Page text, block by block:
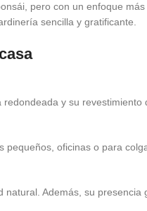
pero con un enfoque
sencilla y gratificante.
y su
oficinas o para
Además, su